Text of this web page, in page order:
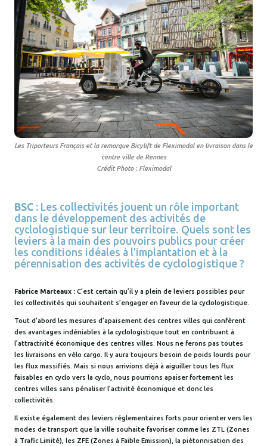
Les Triporteurs Français et la remorque Bicylift de Fleximodal en livraison dans le
centre ville de Rennes
Crédit Photo : Fleximodal
BSC : Les collectivités jouent un rôle important
dans le développement des activités de
cyclologistique sur leur territoire. Quels sont les
leviers à la main des pouvoirs publics pour créer
les conditions idéales à l’implantation et à la
pérennisation des activités de cyclologistique ?
Fabrice Marteaux : C’est certain qu’il y a plein de leviers possibles pour
les collectivités qui souhaitent s’engager en faveur de la cyclologistique.
Tout d’abord les mesures d’apaisement des centres villes qui confèrent
des avantages indéniables à la cyclologistique tout en contribuant à
l’attractivité économique des centres villes. Nous ne ferons pas toutes
les livraisons en vélo cargo. Il y aura toujours besoin de poids lourds pour
les flux massifiés. Mais si nous arrivions déjà à aiguiller tous les flux
faisables en cyclo vers la cyclo, nous pourrions apaiser fortement les
centres villes sans pénaliser l’activité économique et donc les
collectivités.
Il existe également des leviers réglementaires forts pour orienter vers les
modes de transport que la ville souhaite favoriser comme les ZTL (Zones
à Trafic Limité), les ZFE (Zones à Faible Emission), la piétonnisation des